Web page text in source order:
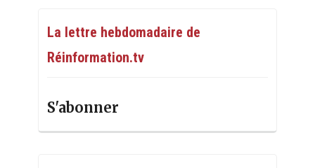
La lettre hebdomadaire de
Réinformation.tv
S'abonner